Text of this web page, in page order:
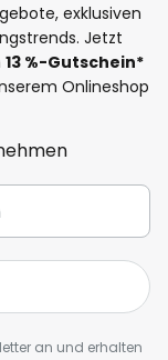
exklusiven
Jetzt
13 %-Gutschein*
Onlineshop
an und erhalten